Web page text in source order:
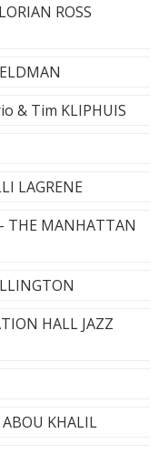
ROSS
& Tim KLIPHUIS
LAGRENE
THE MANHATTAN
HALL JAZZ
KHALIL